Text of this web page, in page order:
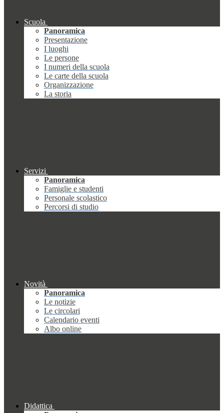
Scuola
Panoramica
Presentazione
I luoghi
Le persone
I numeri della scuola
Le carte della scuola
Organizzazione
La storia
Servizi
Panoramica
Famiglie e studenti
Personale scolastico
Percorsi di studio
Novità
Panoramica
Le notizie
Le circolari
Calendario eventi
Albo online
Didattica